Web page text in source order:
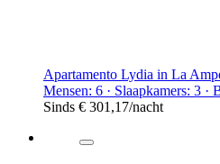
Apartamento Lydia in La
Mensen: 6 · Slaapkamers: 3 ·
Sinds € 301,17/nacht